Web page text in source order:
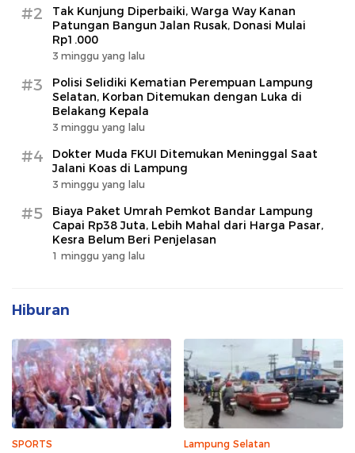
#2
Tak Kunjung Diperbaiki, Warga Way Kanan
Patungan Bangun Jalan Rusak, Donasi Mulai
Rp1.000
3 minggu yang lalu
#3
Polisi Selidiki Kematian Perempuan Lampung
Selatan, Korban Ditemukan dengan Luka di
Belakang Kepala
3 minggu yang lalu
#4
Dokter Muda FKUI Ditemukan Meninggal Saat
Jalani Koas di Lampung
3 minggu yang lalu
#5
Biaya Paket Umrah Pemkot Bandar Lampung
Capai Rp38 Juta, Lebih Mahal dari Harga Pasar,
Kesra Belum Beri Penjelasan
1 minggu yang lalu
Hiburan
SPORTS Lampung Selatan